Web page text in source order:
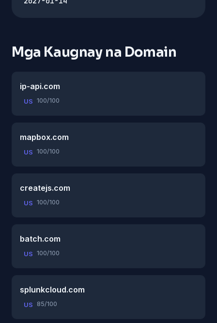
Mga Kaugnay na Domain
ip-api.com
US 100/100
mapbox.com
US 100/100
createjs.com
US 100/100
batch.com
US 100/100
splunkcloud.com
US 85/100